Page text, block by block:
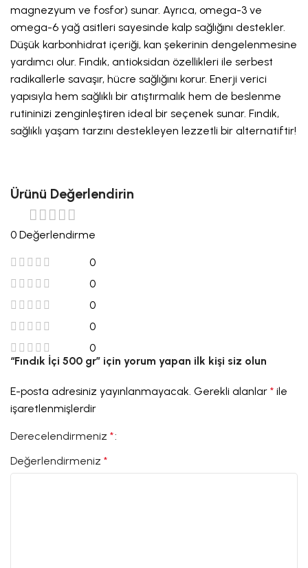
magnezyum ve fosfor) sunar. Ayrıca, omega-3 ve
omega-6 yağ asitleri sayesinde kalp sağlığını destekler.
Düşük karbonhidrat içeriği, kan şekerinin dengelenmesine
yardımcı olur. Fındık, antioksidan özellikleri ile serbest
radikallerle savaşır, hücre sağlığını korur. Enerji verici
yapısıyla hem sağlıklı bir atıştırmalık hem de beslenme
rutininizi zenginleştiren ideal bir seçenek sunar. Fındık,
sağlıklı yaşam tarzını destekleyen lezzetli bir alternatiftir!
Ürünü Değerlendirin
0 Değerlendirme
0
0
0
0
0
“Fındık İçi 500 gr” için yorum yapan ilk kişi siz olun
E-posta adresiniz yayınlanmayacak. Gerekli alanlar* ile
işaretlenmişlerdir
Derecelendirmeniz*
Değerlendirmeniz*